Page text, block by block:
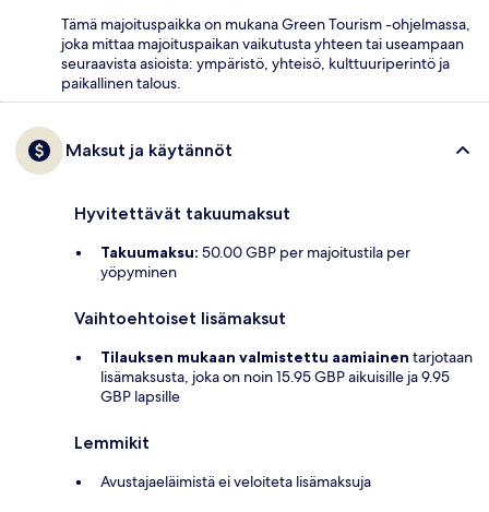
Tämä majoituspaikka on mukana Green Tourism -ohjelmassa,
joka mittaa majoituspaikan vaikutusta yhteen tai useampaan
seuraavista asioista: ympäristö, yhteisö, kulttuuriperintö ja
paikallinen talous.
Maksut ja käytännöt
Hyvitettävät takuumaksut
Takuumaksu: 50.00 GBP per majoitustila per
yöpyminen
Vaihtoehtoiset lisämaksut
Tilauksen mukaan valmistettu aamiainen tarjotaan
lisämaksusta, joka on noin 15.95 GBP aikuisille ja 9.95
GBP lapsille
Lemmikit
Avustajaeläimistä ei veloiteta lisämaksuja